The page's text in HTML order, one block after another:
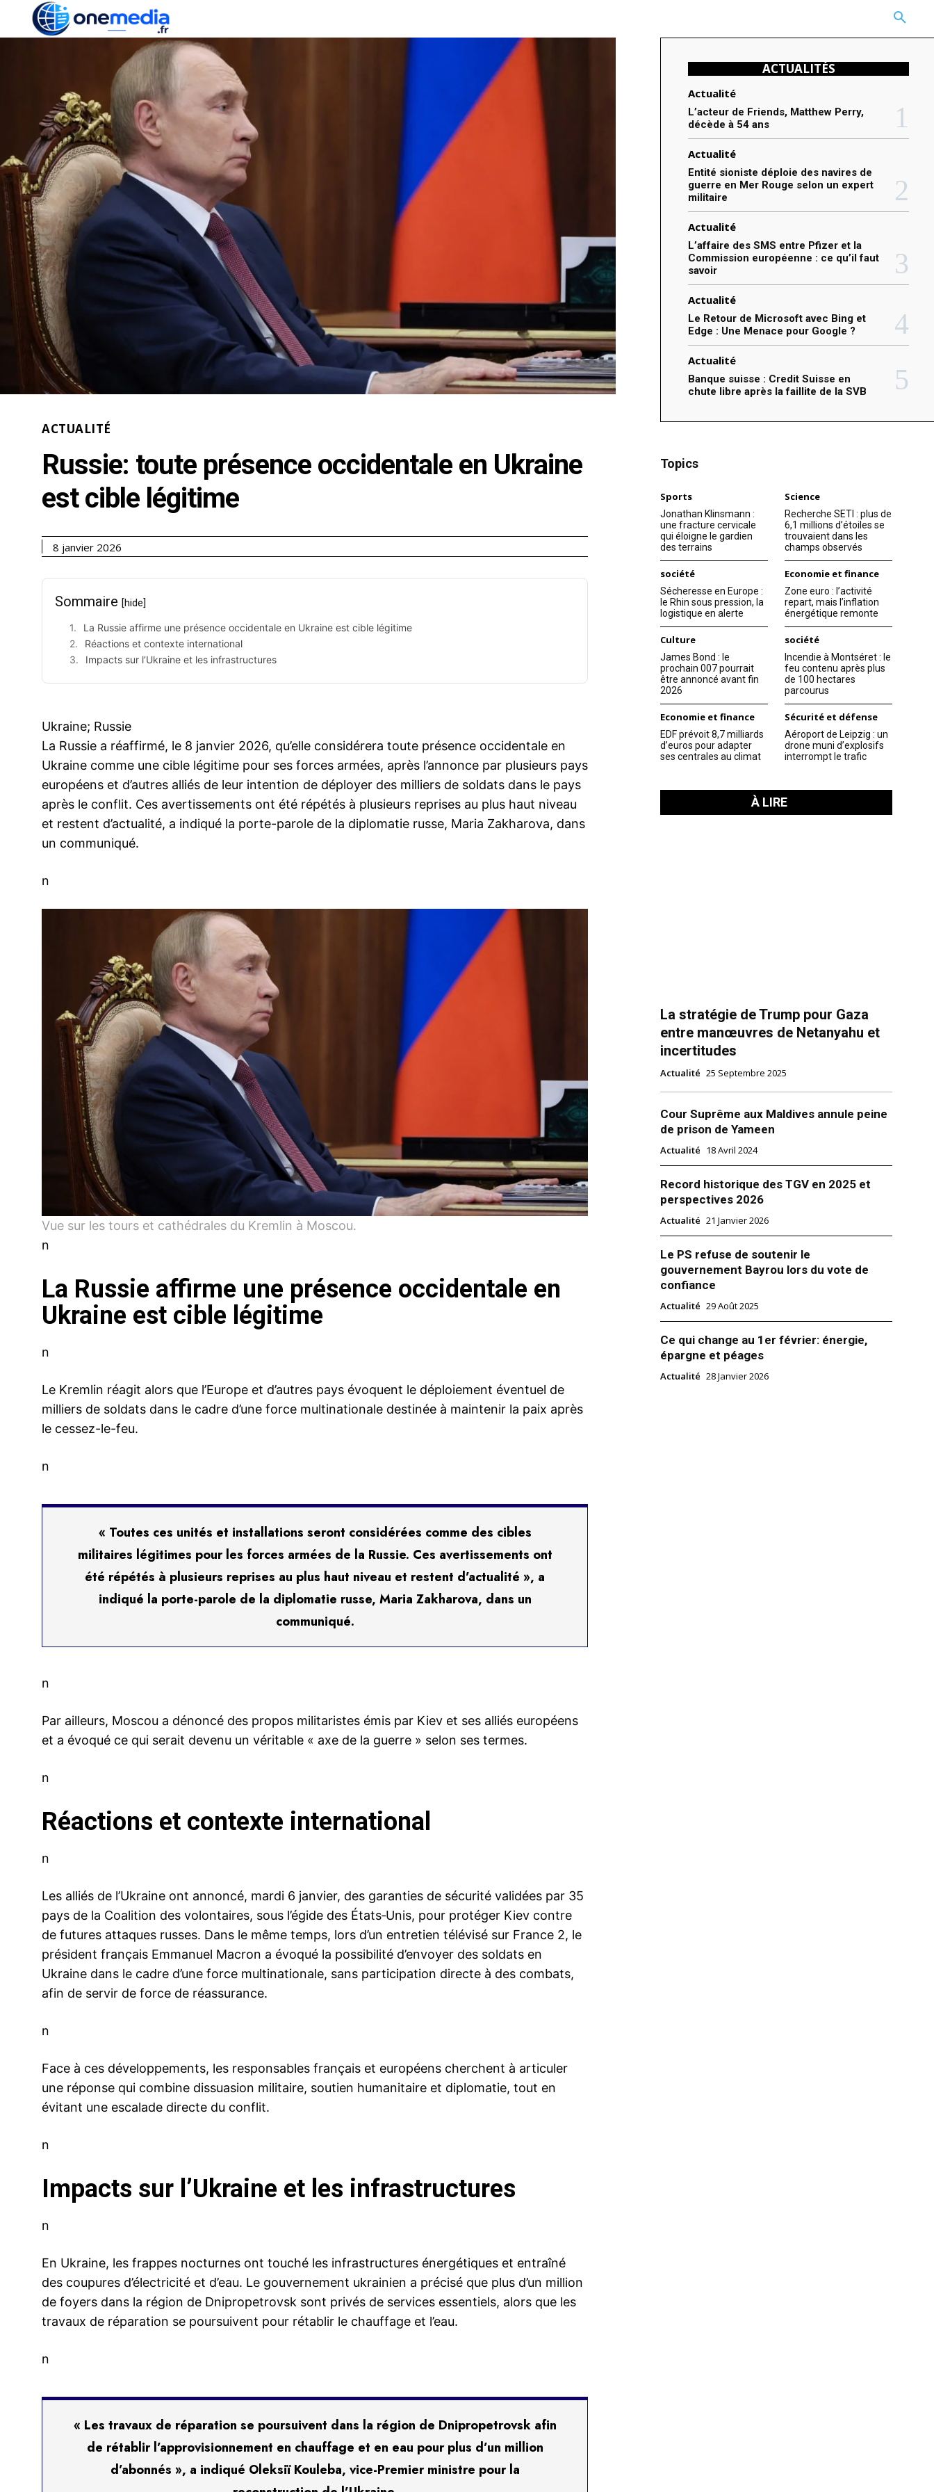
MORE
ACTUALITÉ
Russie: toute présence occidentale en Ukraine
est cible légitime
8 janvier 2026
Sommaire [hide]
La Russie affirme une présence occidentale en Ukraine est cible légitime
Réactions et contexte international
Impacts sur l’Ukraine et les infrastructures
Ukraine; Russie
La Russie a réaffirmé, le 8 janvier 2026, qu’elle considérera toute présence occidentale en
Ukraine comme une cible légitime pour ses forces armées, après l’annonce par plusieurs pays
européens et d’autres alliés de leur intention de déployer des milliers de soldats dans le pays
après le conflit. Ces avertissements ont été répétés à plusieurs reprises au plus haut niveau
et restent d’actualité, a indiqué la porte-parole de la diplomatie russe, Maria Zakharova, dans
un communiqué.
n
Vue sur les tours et cathédrales du Kremlin à Moscou.
n
La Russie affirme une présence occidentale en
Ukraine est cible légitime
n
Le Kremlin réagit alors que l’Europe et d’autres pays évoquent le déploiement éventuel de
milliers de soldats dans le cadre d’une force multinationale destinée à maintenir la paix après
le cessez-le-feu.
n
« Toutes ces unités et installations seront considérées comme des cibles
militaires légitimes pour les forces armées de la Russie. Ces avertissements ont
été répétés à plusieurs reprises au plus haut niveau et restent d’actualité », a
indiqué la porte-parole de la diplomatie russe, Maria Zakharova, dans un
communiqué.
n
Par ailleurs, Moscou a dénoncé des propos militaristes émis par Kiev et ses alliés européens
et a évoqué ce qui serait devenu un véritable « axe de la guerre » selon ses termes.
n
Réactions et contexte international
n
Les alliés de l’Ukraine ont annoncé, mardi 6 janvier, des garanties de sécurité validées par 35
pays de la Coalition des volontaires, sous l’égide des États‑Unis, pour protéger Kiev contre
de futures attaques russes. Dans le même temps, lors d’un entretien télévisé sur France 2, le
président français Emmanuel Macron a évoqué la possibilité d’envoyer des soldats en
Ukraine dans le cadre d’une force multinationale, sans participation directe à des combats,
afin de servir de force de réassurance.
n
Face à ces développements, les responsables français et européens cherchent à articuler
une réponse qui combine dissuasion militaire, soutien humanitaire et diplomatie, tout en
évitant une escalade directe du conflit.
n
Impacts sur l’Ukraine et les infrastructures
n
En Ukraine, les frappes nocturnes ont touché les infrastructures énergétiques et entraîné
des coupures d’électricité et d’eau. Le gouvernement ukrainien a précisé que plus d’un million
de foyers dans la région de Dnipropetrovsk sont privés de services essentiels, alors que les
travaux de réparation se poursuivent pour rétablir le chauffage et l’eau.
n
« Les travaux de réparation se poursuivent dans la région de Dnipropetrovsk afin
de rétablir l’approvisionnement en chauffage et en eau pour plus d’un million
d’abonnés », a indiqué Oleksiï Kouleba, vice-Premier ministre pour la
ACTUALITÉS
Actualité
L’acteur de Friends, Matthew Perry,
décède à 54 ans
Actualité
Entité sioniste déploie des navires de
guerre en Mer Rouge selon un expert
militaire
Actualité
L’affaire des SMS entre Pfizer et la
Commission européenne : ce qu’il faut
savoir
Actualité
Le Retour de Microsoft avec Bing et
Edge : Une Menace pour Google ?
Actualité
Banque suisse : Credit Suisse en
chute libre après la faillite de la SVB
Topics
Sports
Jonathan Klinsmann :
une fracture cervicale
qui éloigne le gardien
des terrains
Science
Recherche SETI : plus de
6,1 millions d’étoiles se
trouvaient dans les
champs observés
société
Sécheresse en Europe :
le Rhin sous pression, la
logistique en alerte
Economie et finance
Zone euro : l’activité
repart, mais l’inflation
énergétique remonte
Culture
James Bond : le
prochain 007 pourrait
être annoncé avant fin
2026
société
Incendie à Montséret : le
feu contenu après plus
de 100 hectares
parcourus
Economie et finance
EDF prévoit 8,7 milliards
d’euros pour adapter
ses centrales au climat
Sécurité et défense
Aéroport de Leipzig : un
drone muni d’explosifs
interrompt le trafic
À LIRE
La stratégie de Trump pour Gaza
entre manœuvres de Netanyahu et
incertitudes
Actualité 25 Septembre 2025
Cour Suprême aux Maldives annule peine
de prison de Yameen
Actualité 18 Avril 2024
Record historique des TGV en 2025 et
perspectives 2026
Actualité 21 Janvier 2026
Le PS refuse de soutenir le
gouvernement Bayrou lors du vote de
confiance
Actualité 29 Août 2025
Ce qui change au 1er février: énergie,
épargne et péages
Actualité 28 Janvier 2026